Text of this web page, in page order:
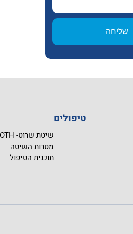
שליחה
שיטת שרוט- SCHROTH
מטרות השיטה
תוכנית הטיפול
טיפולים